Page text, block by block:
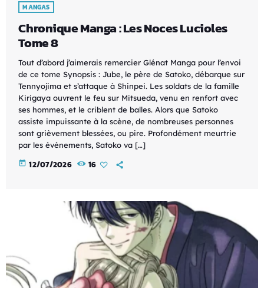
MANGAS
Chronique Manga : Les Noces Lucioles
Tome 8
Tout d’abord j’aimerais remercier Glénat Manga pour l’envoi
de ce tome Synopsis : Jube, le père de Satoko, débarque sur
Tennyojima et s’attaque à Shinpei. Les soldats de la famille
Kirigaya ouvrent le feu sur Mitsueda, venu en renfort avec
ses hommes, et le criblent de balles. Alors que Satoko
assiste impuissante à la scène, de nombreuses personnes
sont grièvement blessées, ou pire. Profondément meurtrie
par les événements, Satoko va […]
today 12/07/2026 16